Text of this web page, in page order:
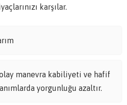
karşılar.
manevra kabiliyeti ve hafif
yorgunluğu azaltır.